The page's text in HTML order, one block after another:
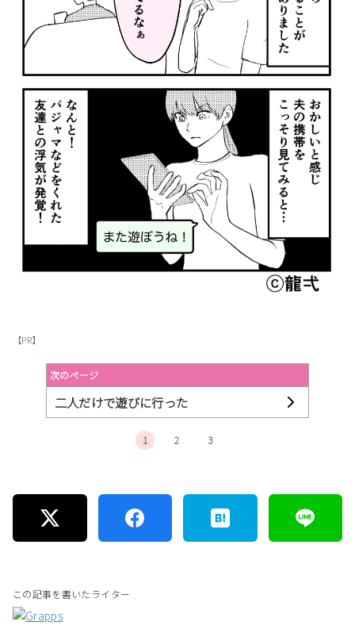
【PR】
次のページ
二人だけで遊びに行った
1 2 3
この記事を書いたライター